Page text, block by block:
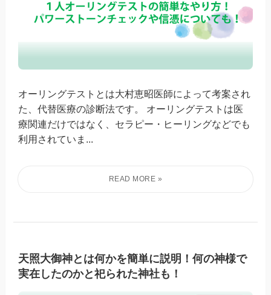
オーリングテストとは大村恵昭医師によって考案され
た、代替医療の診断法です。 オーリングテストは医
療関連だけではなく、セラピー・ヒーリングなどでも
利用されていま...
天照大御神とは何かを簡単に説明！何の神様で
実在したのかと祀られた神社も！